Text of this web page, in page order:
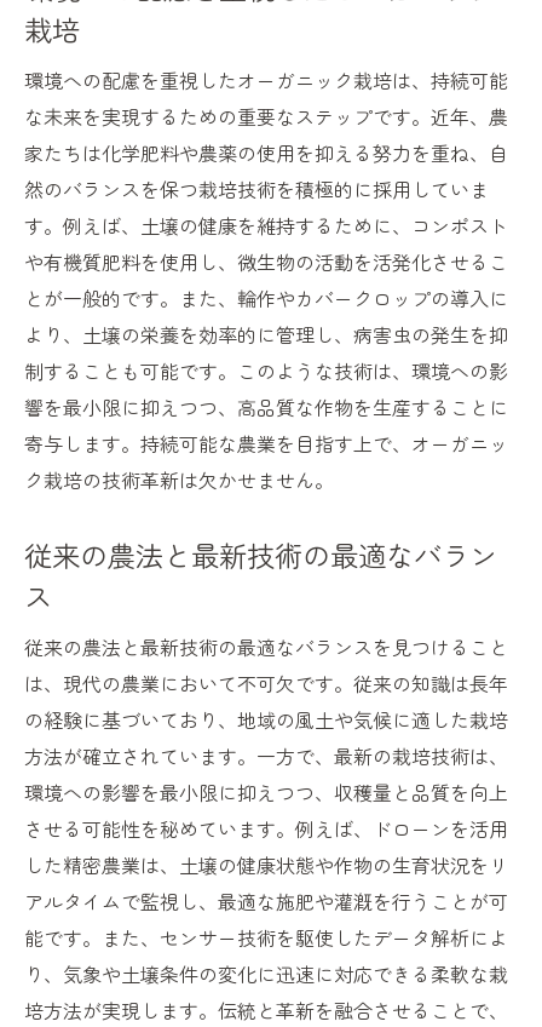
栽培
環境への配慮を重視したオーガニック栽培は、持続可能
な未来を実現するための重要なステップです。近年、農
家たちは化学肥料や農薬の使用を抑える努力を重ね、自
然のバランスを保つ栽培技術を積極的に採用していま
す。例えば、土壌の健康を維持するために、コンポスト
や有機質肥料を使用し、微生物の活動を活発化させるこ
とが一般的です。また、輪作やカバークロップの導入に
より、土壌の栄養を効率的に管理し、病害虫の発生を抑
制することも可能です。このような技術は、環境への影
響を最小限に抑えつつ、高品質な作物を生産することに
寄与します。持続可能な農業を目指す上で、オーガニッ
ク栽培の技術革新は欠かせません。
従来の農法と最新技術の最適なバラン
ス
従来の農法と最新技術の最適なバランスを見つけること
は、現代の農業において不可欠です。従来の知識は長年
の経験に基づいており、地域の風土や気候に適した栽培
方法が確立されています。一方で、最新の栽培技術は、
環境への影響を最小限に抑えつつ、収穫量と品質を向上
させる可能性を秘めています。例えば、ドローンを活用
した精密農業は、土壌の健康状態や作物の生育状況をリ
アルタイムで監視し、最適な施肥や灌漑を行うことが可
能です。また、センサー技術を駆使したデータ解析によ
り、気象や土壌条件の変化に迅速に対応できる柔軟な栽
培方法が実現します。伝統と革新を融合させることで、